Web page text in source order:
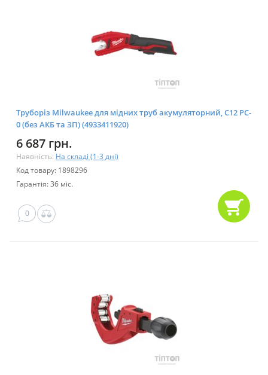
Труборіз Milwaukee для мідних труб акумуляторний, C12 PC-
0 (без АКБ та ЗП) (4933411920)
6 687 грн.
Наявність: На складі (1-3 дні)
Код товару: 1898296
Гарантія: 36 міс.
0